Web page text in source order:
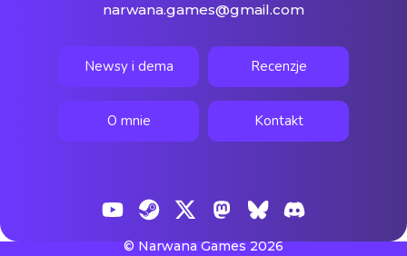
narwana.games@gmail.com
© Narwana Games 2026
Recenzje
Newsy i dema
O mnie Kontakt